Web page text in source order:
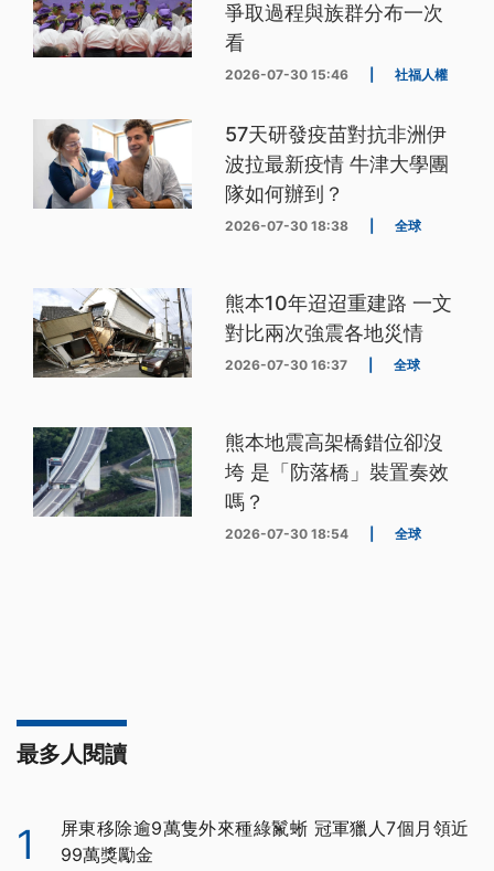
爭取過程與族群分布一次
看
2026-07-30 15:46 社福人權
57天研發疫苗對抗非洲伊
波拉最新疫情 牛津大學團
隊如何辦到？
2026-07-30 18:38 全球
熊本10年迢迢重建路 一文
對比兩次強震各地災情
2026-07-30 16:37 全球
熊本地震高架橋錯位卻沒
垮 是「防落橋」裝置奏效
嗎？
2026-07-30 18:54 全球
最多人閱讀
1
屏東移除逾9萬隻外來種綠鬣蜥 冠軍獵人7個月領近
99萬獎勵金